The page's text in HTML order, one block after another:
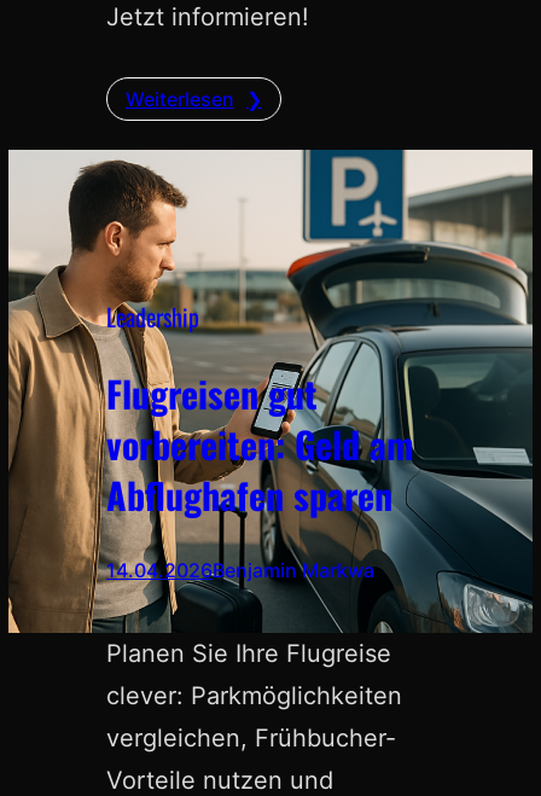
Jetzt informieren!
Weiterlesen
Leadership
Flugreisen gut
vorbereiten: Geld am
Abflughafen sparen
14.04.2026Benjamin Markwa
Planen Sie Ihre Flugreise
clever: Parkmöglichkeiten
vergleichen, Frühbucher-
Vorteile nutzen und